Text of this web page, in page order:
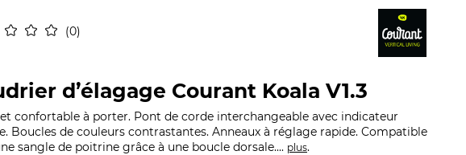
0
d’élagage Courant Koala V1.3
confortable à porter. Pont de corde interchangeable avec indicateur
Boucles de couleurs contrastantes. Anneaux à réglage rapide. Compatible
sangle de poitrine grâce à une boucle dorsale.... plus.